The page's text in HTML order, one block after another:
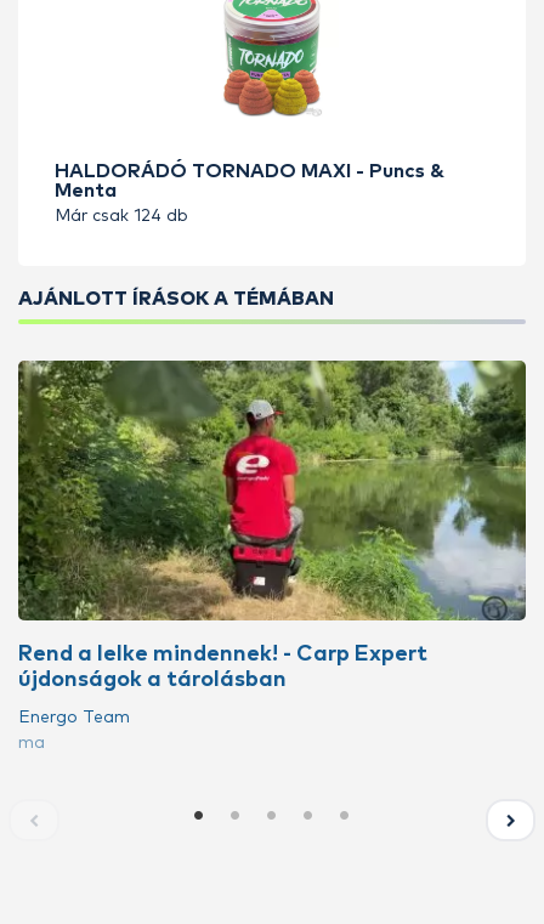
HALDORÁDÓ TORNADO MAXI - Puncs &
Menta
Már csak 124 db
AJÁNLOTT ÍRÁSOK A TÉMÁBAN
Rend a lelke mindennek! - Carp Expert
újdonságok a tárolásban
Energo Team
ma